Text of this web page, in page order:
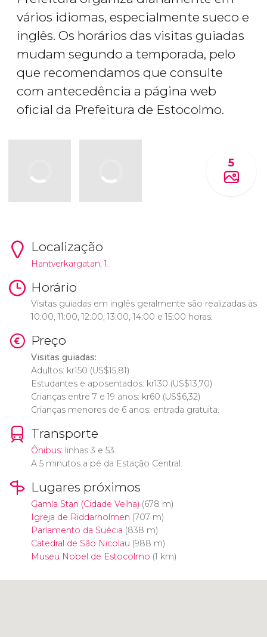
vários idiomas, especialmente sueco e
inglês. Os horários das visitas guiadas
mudam segundo a temporada, pelo
que recomendamos que consulte
com antecedência a página web
oficial da Prefeitura de Estocolmo.
5
Localização
Hantverkargatan, 1.
Horário
Visitas guiadas em inglês geralmente são realizadas às
10:00, 11:00, 12:00, 13:00, 14:00 e 15:00 horas.
Preço
Visitas guiadas:
Adultos: kr150 (US$15,81)
Estudantes e aposentados: kr130 (US$13,70)
Crianças entre 7 e 19 anos: kr60 (US$6,32)
Crianças menores de 6 anos: entrada gratuita.
Transporte
Ônibus: linhas 3 e 53.
A 5 minutos a pé da Estação Central.
Lugares próximos
Gamla Stan (Cidade Velha) (678 m)
Igreja de Riddarholmen (707 m)
Parlamento da Suécia (838 m)
Catedral de São Nicolau (988 m)
Museu Nobel de Estocolmo (1 km)